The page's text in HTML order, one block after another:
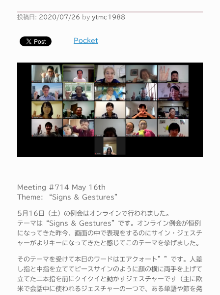
投稿日: 2020/07/26 by ytmc1988
Pocket
Meeting #714 May 16th
Theme: “Signs & Gestures”
5月16日（土）の例会はオンラインで行われました。
テーマは“Signs & Gestures”です。オンライン例会が恒例
になってきた昨今、画面の中で表現をするのにサイン・ジェスチ
ャーがよりキーになってきたと感じてこのテーマを挙げました。
そのテーマを受けて本日のワードはエアクォート””です。人差
し指と中指を立ててピースサインのように顔の横に両手を上げて
立てた二本指を前にクイクイと動かすジェスチャーです（主に欧
米で会話中に使われるジェスチャーの一つで、ある単語や節を発